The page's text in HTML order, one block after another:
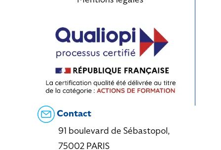
Contact
91 boulevard de Sébastopol,
75002 PARIS